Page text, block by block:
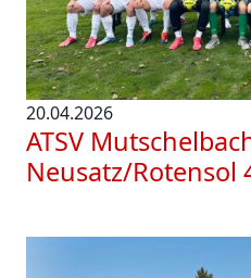
20.04.2026
ATSV
Neusatz/Rotensol